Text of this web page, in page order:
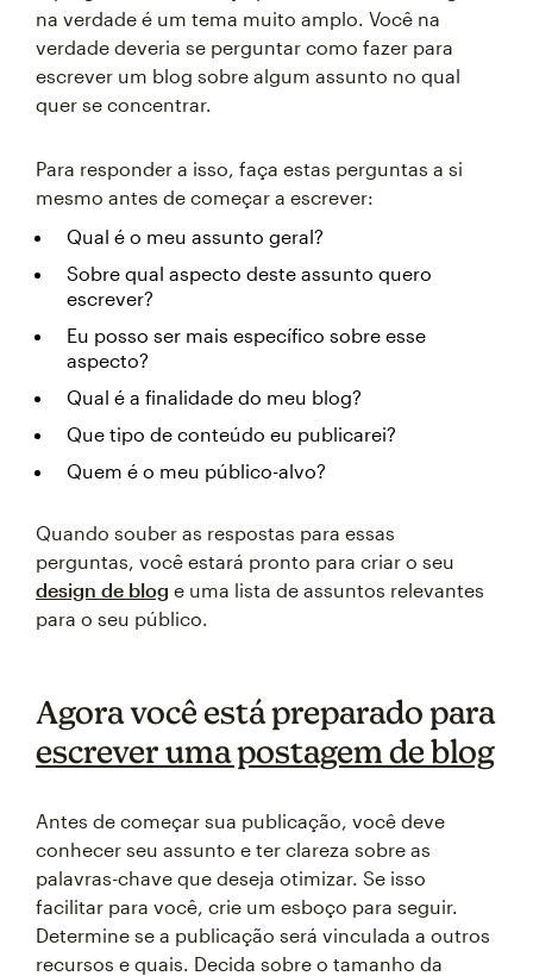
na verdade é um tema muito amplo. Você na
verdade deveria se perguntar como fazer para
escrever um blog sobre algum assunto no qual
quer se concentrar.
Para responder a isso, faça estas perguntas a si
mesmo antes de começar a escrever:
Qual é o meu assunto geral?
Sobre qual aspecto deste assunto quero
escrever?
Eu posso ser mais específico sobre esse
aspecto?
Qual é a finalidade do meu blog?
Que tipo de conteúdo eu publicarei?
Quem é o meu público-alvo?
Quando souber as respostas para essas
perguntas, você estará pronto para criar o seu
design de blog e uma lista de assuntos relevantes
para o seu público.
Agora você está preparado para
escrever uma postagem de blog
Antes de começar sua publicação, você deve
conhecer seu assunto e ter clareza sobre as
palavras-chave que deseja otimizar. Se isso
facilitar para você, crie um esboço para seguir.
Determine se a publicação será vinculada a outros
recursos e quais. Decida sobre o tamanho da